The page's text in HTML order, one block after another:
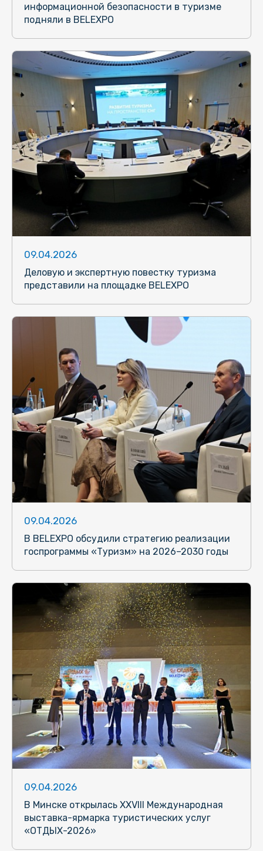
информационной безопасности в туризме
подняли в BELEXPO
09.04.2026
Деловую и экспертную повестку туризма
представили на площадке BELEXPO
09.04.2026
В BELEXPO обсудили стратегию реализации
госпрограммы «Туризм» на 2026–2030 годы
09.04.2026
В Минске открылась XXVIII Международная
выставка-ярмарка туристических услуг
«ОТДЫХ-2026»